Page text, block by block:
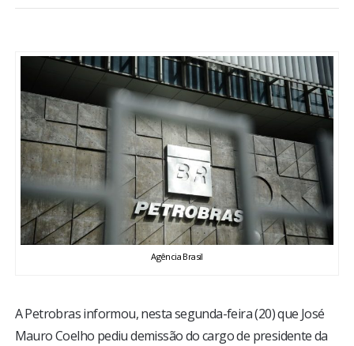
BRASIL
ESPORTES
ENTRETENIMENTO
ENQUETE
TV LPB
COLUNISTAS
Agência Brasil
A Petrobras informou, nesta segunda-feira (20) que José
Mauro Coelho pediu demissão do cargo de presidente da